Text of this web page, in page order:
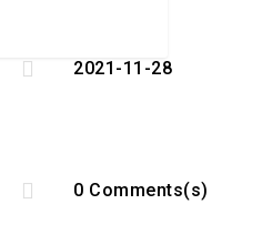
 2021-11-28
 0 Comments(s)